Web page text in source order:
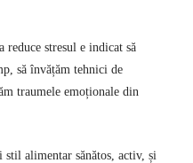
reduce stresul e indicat să
să învățăm tehnici de
traumele emoționale din
alimentar sănătos, activ, și